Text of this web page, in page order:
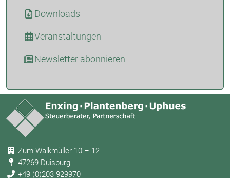
Downloads
Veranstaltungen
Newsletter abonnieren
Zum Walkmüller 10 – 12
47269 Duisburg
+49 (0)203 929970